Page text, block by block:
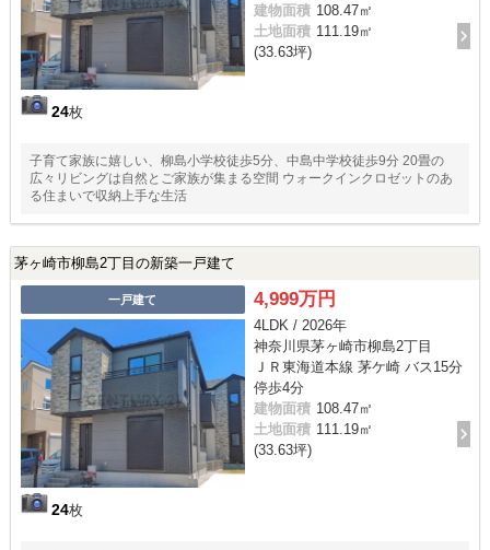
24枚
建物面積 108.47㎡
土地面積 111.19㎡
(33.63坪)
子育て家族に嬉しい、柳島小学校徒歩5分、中島中学校徒歩9分 20畳の
広々リビングは自然とご家族が集まる空間 ウォークインクロゼットのあ
る住まいで収納上手な生活
茅ヶ崎市柳島2丁目の新築一戸建て
一戸建て
24枚
4,999万円
4LDK / 2026年
神奈川県茅ヶ崎市柳島2丁目
ＪＲ東海道本線 茅ケ崎 バス15分
停歩4分
建物面積 108.47㎡
土地面積 111.19㎡
(33.63坪)